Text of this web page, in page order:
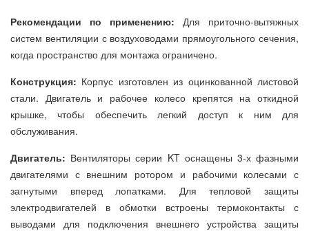
Рекомендации по применению: Для приточно-вытяжных
систем вентиляции с воздуховодами прямоугольного сечения,
когда пространство для монтажа ограничено.
Конструкция: Корпус изготовлен из оцинкованной листовой
стали. Двигатель и рабочее колесо крепятся на откидной
крышке, чтобы обеспечить легкий доступ к ним для
обслуживания.
Двигатель: Вентиляторы серии KT оснащены 3-х фазными
двигателями с внешним ротором и рабочими колесами с
загнутыми вперед лопатками. Для тепловой защиты
электродвигателей в обмотки встроены термоконтакты с
выводами для подключения внешнего устройства защиты